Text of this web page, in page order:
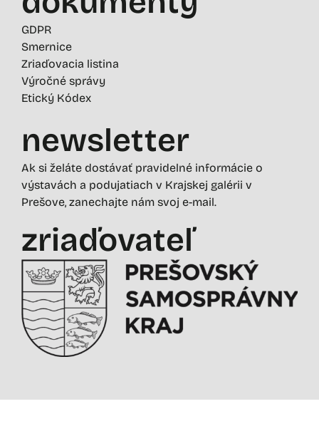
GDPR
Smernice
Zriaďovacia listina
Výročné správy
Etický Kódex
newsletter
Ak si želáte dostávať pravidelné informácie o
výstavách a podujatiach v Krajskej galérii v
Prešove, zanechajte nám svoj e-mail.
zriaďovateľ